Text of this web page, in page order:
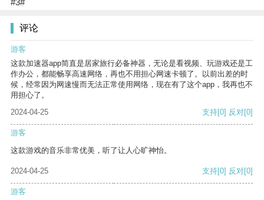
#3#
评论
游客
这款加速器app简直是居家旅行必备神器，无论是看视频、玩游戏还是工
作办公，都能畅享高速网络，再也不用担心网速卡顿了。以前出差的时
候，经常因为网速慢而无法正常使用网络，现在有了这个app，我再也不
用担心了。
2024-04-25
支持[0] 反对[0]
游客
这款游戏的音乐非常优美，听了让人心旷神怡。
2024-04-25 支持[0] 反对[0]
游客